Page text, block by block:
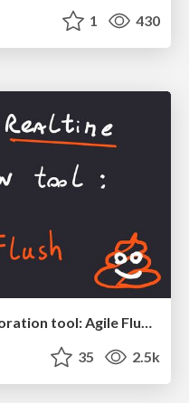
1 430
Creating an realtime collaboration tool: Agile Flush - .NET Oxford
35 2.5k